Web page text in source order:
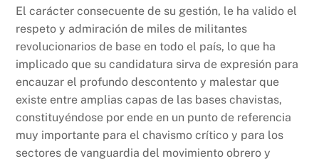
El carácter consecuente de su gestión, le ha valido el
respeto y admiración de miles de militantes
revolucionarios de base en todo el país, lo que ha
implicado que su candidatura sirva de expresión para
encauzar el profundo descontento y malestar que
existe entre amplias capas de las bases chavistas,
constituyéndose por ende en un punto de referencia
muy importante para el chavismo crítico y para los
sectores de vanguardia del movimiento obrero y